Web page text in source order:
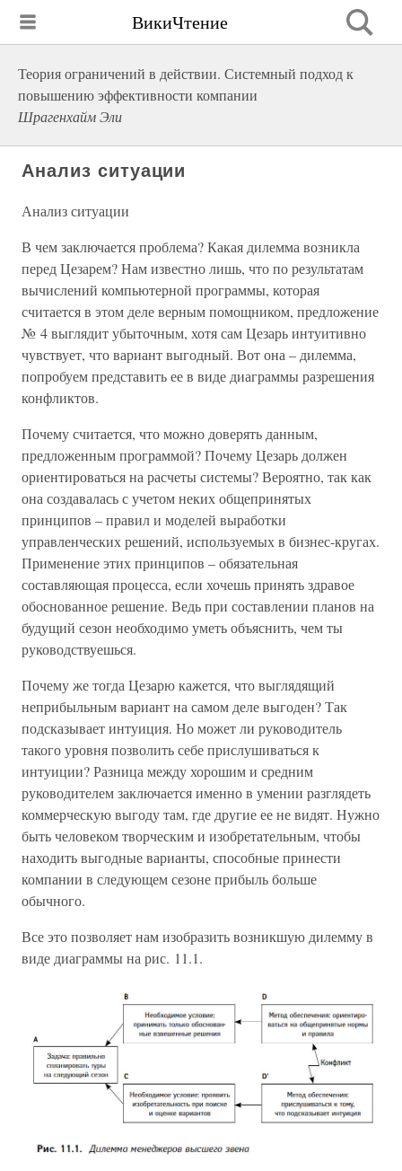
ВикиЧтение
Теория ограничений в действии. Системный подход к
повышению эффективности компании
Шрагенхайм Эли
Анализ ситуации
Анализ ситуации
В чем заключается проблема? Какая дилемма возникла
перед Цезарем? Нам известно лишь, что по результатам
вычислений компьютерной программы, которая
считается в этом деле верным помощником, предложение
№ 4 выглядит убыточным, хотя сам Цезарь интуитивно
чувствует, что вариант выгодный. Вот она – дилемма,
попробуем представить ее в виде диаграммы разрешения
конфликтов.
Почему считается, что можно доверять данным,
предложенным программой? Почему Цезарь должен
ориентироваться на расчеты системы? Вероятно, так как
она создавалась с учетом неких общепринятых
принципов – правил и моделей выработки
управленческих решений, используемых в бизнес-кругах.
Применение этих принципов – обязательная
составляющая процесса, если хочешь принять здравое
обоснованное решение. Ведь при составлении планов на
будущий сезон необходимо уметь объяснить, чем ты
руководствуешься.
Почему же тогда Цезарю кажется, что выглядящий
неприбыльным вариант на самом деле выгоден? Так
подсказывает интуиция. Но может ли руководитель
такого уровня позволить себе прислушиваться к
интуиции? Разница между хорошим и средним
руководителем заключается именно в умении разглядеть
коммерческую выгоду там, где другие ее не видят. Нужно
быть человеком творческим и изобретательным, чтобы
находить выгодные варианты, способные принести
компании в следующем сезоне прибыль больше
обычного.
Все это позволяет нам изобразить возникшую дилемму в
виде диаграммы на рис. 11.1.